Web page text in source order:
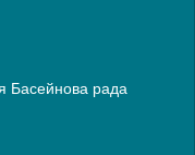
Басейнова рада